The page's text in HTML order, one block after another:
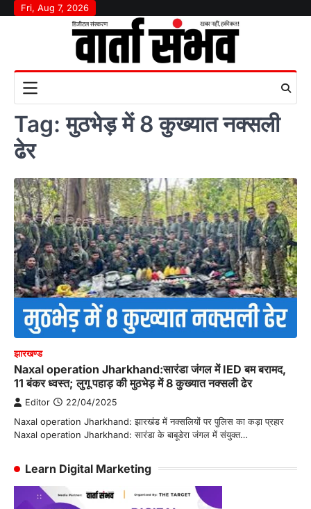
SkipFri, Aug 7, 2026
Tag:मुठभेड़ में 8 कुख्यात नक्सली
ढेर
झारखण्ड
Naxal operation Jharkhand:सारंडा जंगल में IED बम बरामद,
11 बंकर ध्वस्त; लुगू पहाड़ की मुठभेड़ में 8 कुख्यात नक्सली ढेर
Editor 22/04/2025
Naxal operation Jharkhand: झारखंड में नक्सलियों पर पुलिस का कड़ा प्रहार
Naxal operation Jharkhand: सारंडा के बाबूडेरा जंगल में संयुक्त…
Learn Digital Marketing